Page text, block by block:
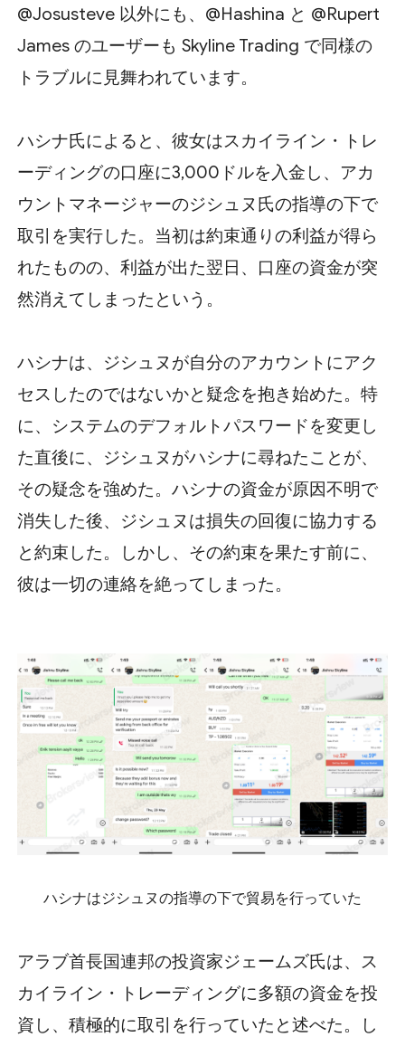
@Josusteve 以外にも、@Hashina と @Rupert
James のユーザーも Skyline Trading で同様の
トラブルに見舞われています。
ハシナ氏によると、彼女はスカイライン・トレ
ーディングの口座に3,000ドルを入金し、アカ
ウントマネージャーのジシュヌ氏の指導の下で
取引を実行した。当初は約束通りの利益が得ら
れたものの、利益が出た翌日、口座の資金が突
然消えてしまったという。
ハシナは、ジシュヌが自分のアカウントにアク
セスしたのではないかと疑念を抱き始めた。特
に、システムのデフォルトパスワードを変更し
た直後に、ジシュヌがハシナに尋ねたことが、
その疑念を強めた。ハシナの資金が原因不明で
消失した後、ジシュヌは損失の回復に協力する
と約束した。しかし、その約束を果たす前に、
彼は一切の連絡を絶ってしまった。
ハシナはジシュヌの指導の下で貿易を行っていた
アラブ首長国連邦の投資家ジェームズ氏は、ス
カイライン・トレーディングに多額の資金を投
資し、積極的に取引を行っていたと述べた。し